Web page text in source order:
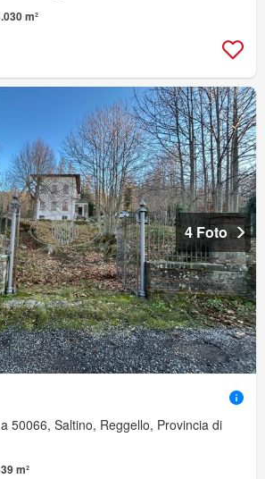
m²
4 Foto
a 50066, Saltino, Reggello, Provincia di
m²